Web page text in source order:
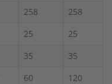
258
258
25
25
35
35
60
120